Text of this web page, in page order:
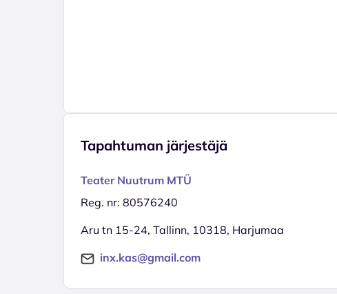
Tapahtuman järjestäjä
Teater Nuutrum MTÜ
Reg. nr: 80576240
Aru tn 15-24, Tallinn, 10318, Harjumaa
inx.kas@gmail.com